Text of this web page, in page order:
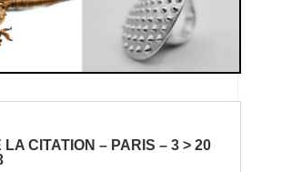
LA CITATION – PARIS – 3 > 20